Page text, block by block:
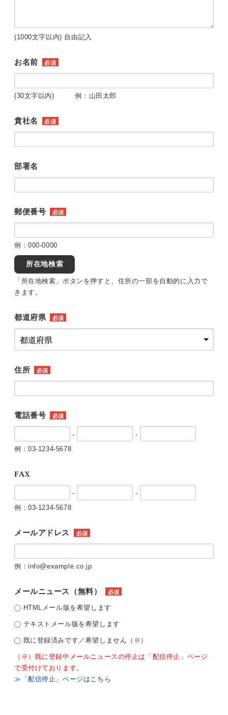
(1000文字以内) 自由記入
お名前 必須
(30文字以内) 例：山田太郎
貴社名 必須
部署名
郵便番号 必須
例：000-0000
所在地検索
「所在地検索」ボタンを押すと、住所の一部を自動的に入力で
きます。
都道府県 必須
住所 必須
電話番号 必須
-
-
例：03-1234-5678
FAX
-
-
例：03-1234-5678
メールアドレス 必須
例：info@example.co.jp
メールニュース（無料） 必須
HTMLメール版を希望します
テキストメール版を希望します
既に登録済みです／希望しません（※）
（※）既に登録中メールニュースの停止は「配信停止」ページ
で受付けております。
≫「配信停止」ページはこちら